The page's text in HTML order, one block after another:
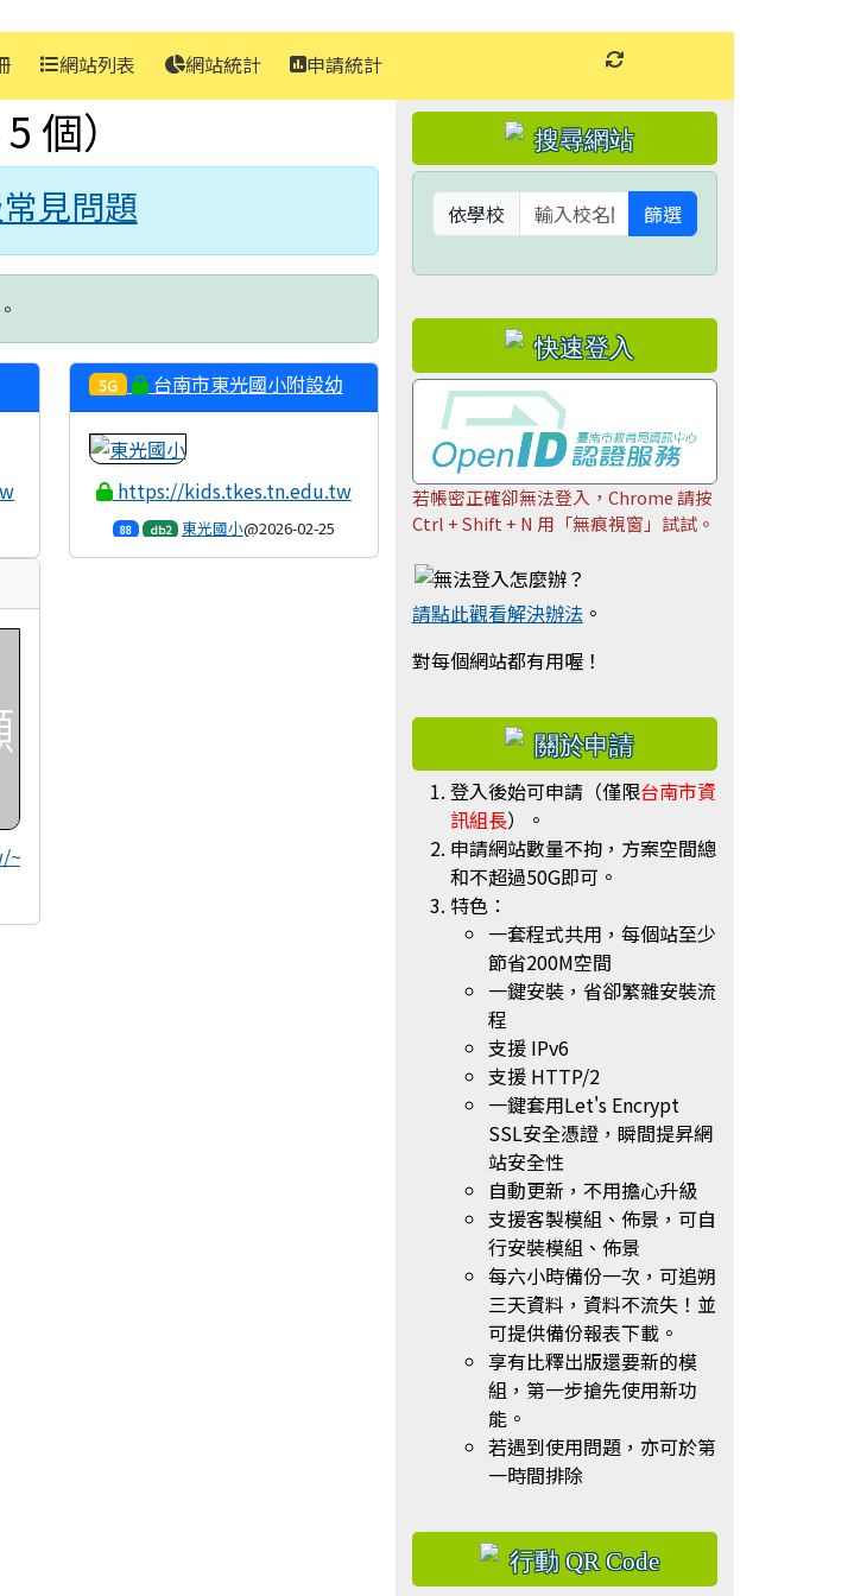
網站列表 網站統計 申請統計 重新取得佈景設定
個）
見問題
5G
台南市東光國小附設幼
兒園
https://kids.tkes.tn.edu.tw
88 db2 東光國小@2026-02-25
左邊區域內容
依學校 篩選
若帳密正確卻無法登入，Chrome 請按
Ctrl + Shift + N 用「無痕視窗」試試。
請點此觀看解決辦法。
對每個網站都有用喔！
右邊區域內容
登入後始可申請（僅限台南市資
訊組長）。
申請網站數量不拘，方案空間總
和不超過50G即可。
特色：
一套程式共用，每個站至少
節省200M空間
一鍵安裝，省卻繁雜安裝流
程
支援 IPv6
支援 HTTP/2
一鍵套用Let's Encrypt
SSL安全憑證，瞬間提昇網
站安全性
自動更新，不用擔心升級
支援客製模組、佈景，可自
行安裝模組、佈景
每六小時備份一次，可追朔
三天資料，資料不流失！並
可提供備份報表下載。
享有比釋出版還要新的模
組，第一步搶先使用新功
能。
若遇到使用問題，亦可於第
一時間排除